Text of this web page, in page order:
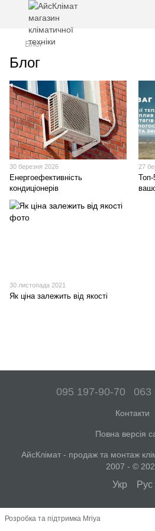
Блог
Блог
30 березня 2026
Енергоефективність
кондиціонерів
27
30 листопада 2021
Як ціна залежить від якості
095 197-90-70 063
Контакти
Повна версія
АйсКлімат - продаж та монтаж
2007 - ©
Укр Рус
Розробка та підтримка Mriya